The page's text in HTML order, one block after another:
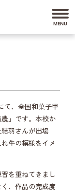
て、全国和菓子甲
」です。本校か
羽さんが出場
牛の模様をイメ
を重ねてきまし
、作品の完成度